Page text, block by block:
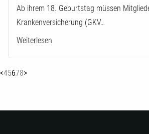
Ab ihrem 18. Geburtstag müssen
Krankenversicherung (GKV…
Weiterlesen
<456(current)
78>